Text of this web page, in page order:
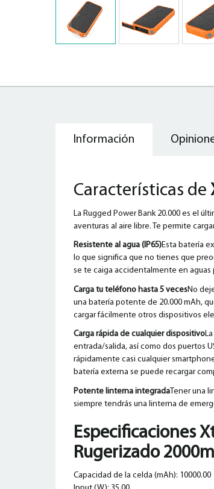
Información
Características de
La Rugged Power Bank 20.000 es el
aventuras al aire libre. Te permite
Resistente al agua (IP65)Esta batería
lo que significa que no tienes que
se te caiga accidentalmente en aguas
Carga tu teléfono hasta 5 vecesNo
una batería potente de 20.000 mAh,
cargar fácilmente otros dispositivos
Carga rápida de cualquier dispositivo
entrada/salida, así como dos puertos
rápidamente casi cualquier
batería externa se puede recargar
Potente linterna integrada Tener una
siempre tendrás una linterna de
Especificaciones
Rugerizado
Capacidad de la celda (mAh): 10000.00